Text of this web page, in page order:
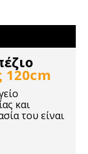
120cm
και
του είναι